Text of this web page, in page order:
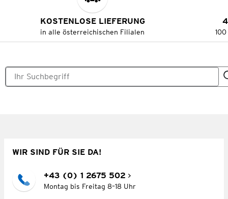
KOSTENLOSE LIEFERUNG
in alle österreichischen Filialen
WIR SIND FÜR SIE DA!
+43 (0) 1 2675 502
Montag bis Freitag 8–18 Uhr